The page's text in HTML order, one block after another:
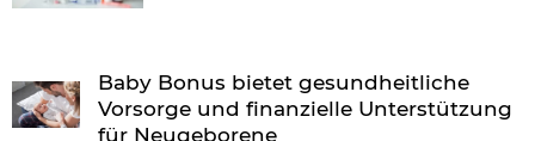
Baby Bonus bietet gesundheitliche
Vorsorge und finanzielle Unterstützung
für Neugeborene